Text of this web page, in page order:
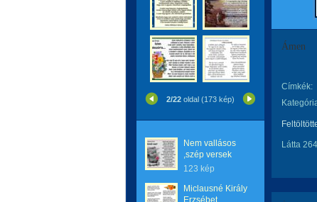
2/22 oldal (173 kép)
Nem vallásos
,szép versek
123 kép
Miclausné Király
Erzsébet
Ámen
Címkék:
Látta